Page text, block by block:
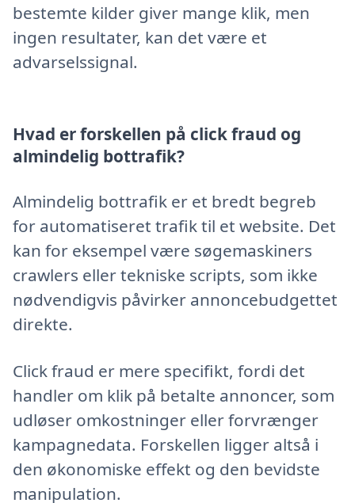
bestemte kilder giver mange klik, men
ingen resultater, kan det være et
advarselssignal.
Hvad er forskellen på click fraud og
almindelig bottrafik?
Almindelig bottrafik er et bredt begreb
for automatiseret trafik til et website. Det
kan for eksempel være søgemaskiners
crawlers eller tekniske scripts, som ikke
nødvendigvis påvirker annoncebudgettet
direkte.
Click fraud er mere specifikt, fordi det
handler om klik på betalte annoncer, som
udløser omkostninger eller forvrænger
kampagnedata. Forskellen ligger altså i
den økonomiske effekt og den bevidste
manipulation.